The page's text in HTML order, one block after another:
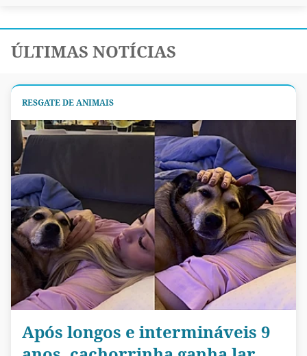
ÚLTIMAS NOTÍCIAS
RESGATE DE ANIMAIS
Após longos e intermináveis 9